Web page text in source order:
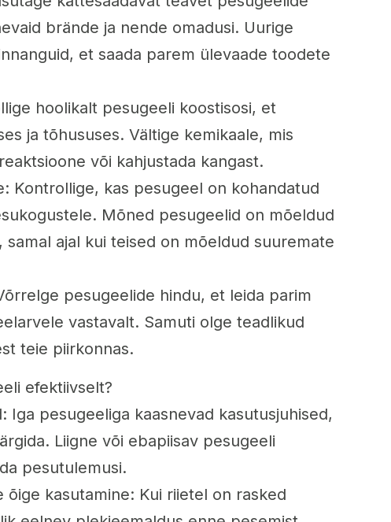
brände ja nende omadusi. Uurige
et saada parem ülevaade toodete
hoolikalt pesugeeli koostisosi, et
ja tõhususes. Vältige kemikaale, mis
või kahjustada kangast.
Kontrollige, kas pesugeel on kohandatud
Mõned pesugeelid on mõeldud
ajal kui teised on mõeldud suuremate
pesugeelide hindu, et leida parim
vastavalt. Samuti olge teadlikud
teie piirkonnas.
efektiivselt?
Iga pesugeeliga kaasnevad kasutusjuhised,
Liigne või ebapiisav pesugeeli
pesutulemusi.
õige kasutamine: Kui riietel on rasked